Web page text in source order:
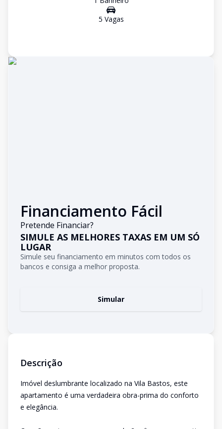
5 Vagas
Financiamento Fácil
Pretende Financiar?
SIMULE AS MELHORES TAXAS EM UM SÓ
LUGAR
Simule seu financiamento em minutos com todos os
bancos e consiga a melhor proposta.
Simular
Descrição
Imóvel deslumbrante localizado na Vila Bastos, este
apartamento é uma verdadeira obra-prima do conforto
e elegância.